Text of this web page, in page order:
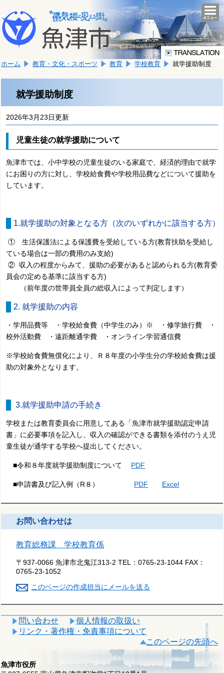
文
へ
移
ま
す。
こ
か
文
ホーム 教育・文化・スポーツ 教育 学校教育 就学援助制度
就学援助制度
2026年3月23日更新
児童生徒の就学援助について
魚津市では、小中学校の児童生徒のいる家庭で、経済的理由で就学
にお困りの方に対し、学校給食費や学校用品費などについて援助を
しています。
1.就学援助の対象となる方（次のいずれかに該当する方）
① 生活保護法による保護費を受給している方(教育扶助を受給し
ている場合は一部の費用のみ支給)
② 収入の程度からみて、援助の必要があると認められる方(教育委
員会の定める基準に該当する方)
（前年度の世帯員全員の総収入によって判定します）
2. 就学援助の内容
・学用品費等 ・学校給食費（中学生のみ）※ ・修学旅行費 ・
校外活動費 ・遠距離通学費 ・オンライン学習通信費
※学校給食費無償化により、Ｒ８年度の小学生分の学校給食費は援
助の対象外となります。
3.就学援助申請の手続き
学校または教育委員会に用意してある「魚津市就学援助認定申請
書」に必要事項を記入し、収入の確認ができる書類を添付のうえ児
童生徒が通学する学校へ提出してください。
■令和８年度就学援助制度について PDF
■申請書及び記入例（R８） PDF Excel
お問い合わせは
教育総務課 学校教育係
〒937-0066 魚津市北鬼江313-2 TEL：0765-23-1044 FAX：
0765-23-1052
このページの作成担当にメールを送る
問い合わせ
個人情報の取扱い
リンク・著作権・免責事項について
このページの先頭へ
魚津市役所